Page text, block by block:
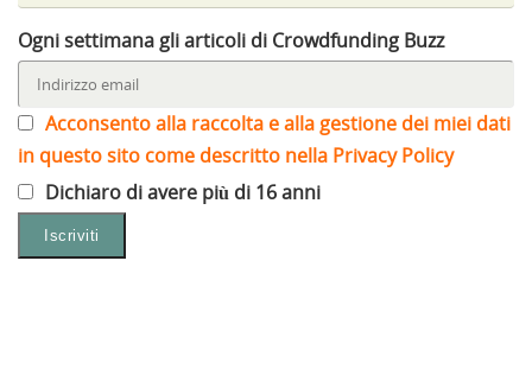
Ogni settimana gli articoli di Crowdfunding Buzz
Acconsento alla raccolta e alla gestione dei miei dati
in questo sito come descritto nella Privacy Policy
Dichiaro di avere più di 16 anni